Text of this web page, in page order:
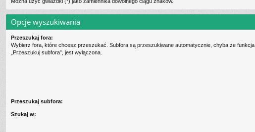
Opcje wyszukiwania
Przeszukaj fora:
Wybierz fora, które chcesz przeszukać. Subfora są przeszukiwane automatycznie, chyba że funkcja
„Przeszukuj subfora”, jest wyłączona.
Przeszukaj subfora:
Szukaj w: